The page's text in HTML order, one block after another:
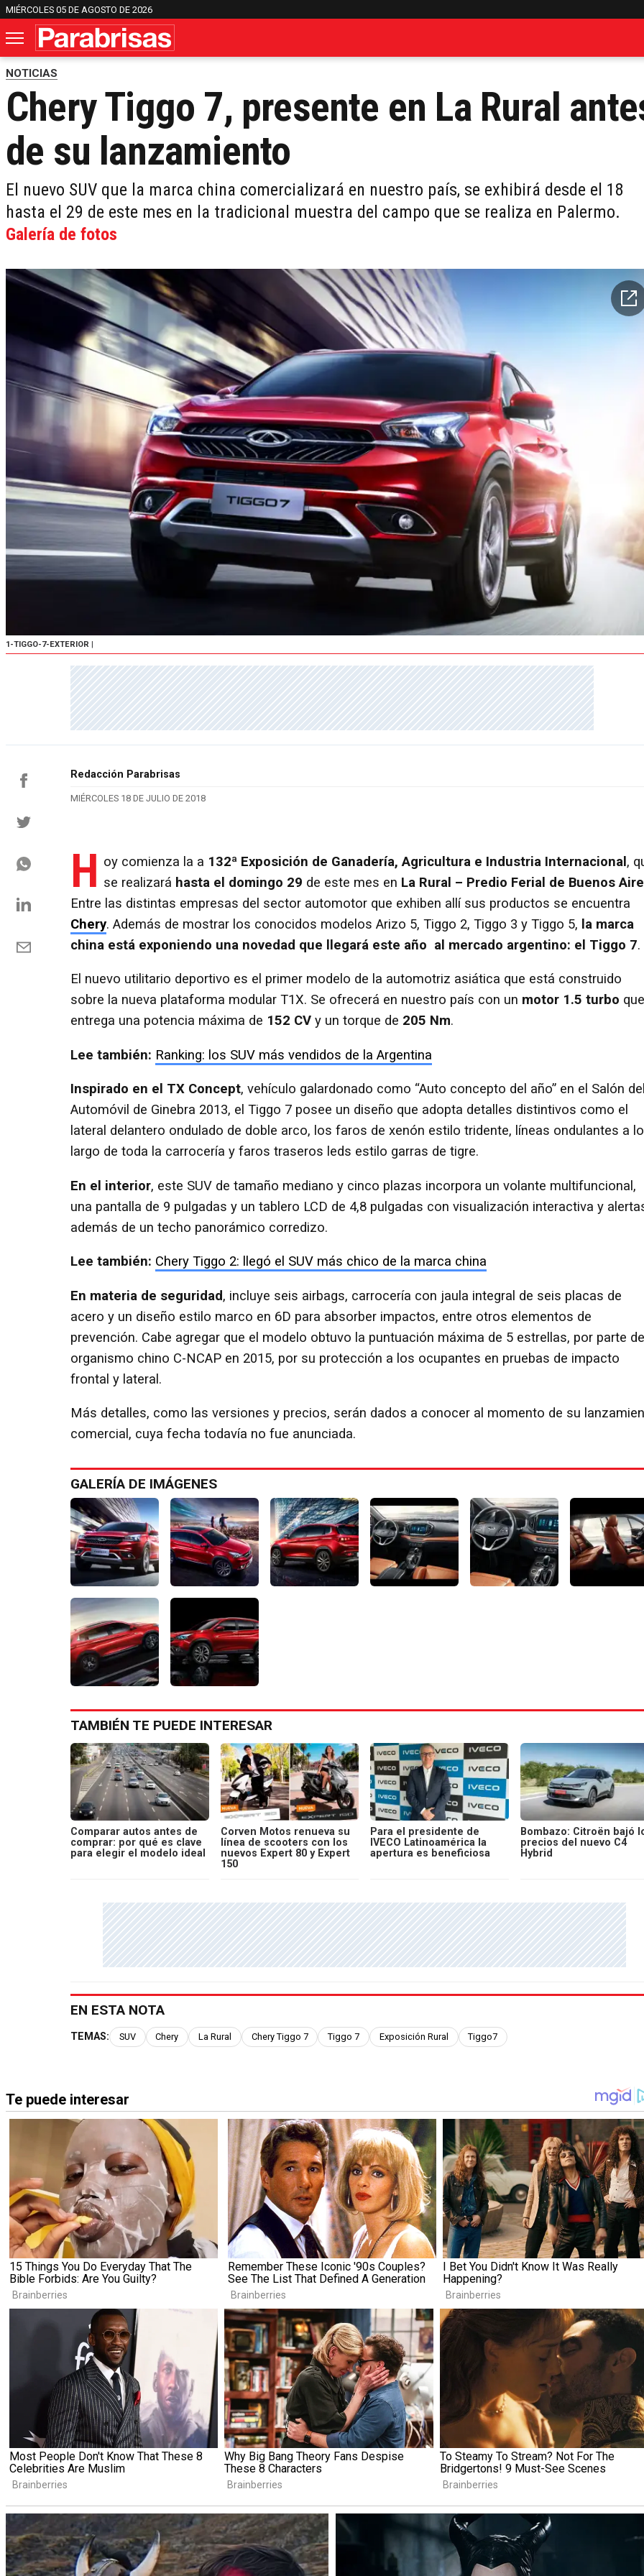
MIÉRCOLES 05 DE AGOSTO DE 2026
NOTICIAS
Chery Tiggo 7, presente en La Rural
de su lanzamiento
El nuevo SUV que la marca china comercializará en nuestro país, se exhibirá desde el 18
hasta el 29 de este mes en la tradicional muestra del campo que se realiza en Palermo.
Galería de fotos
1-TIGGO-7-EXTERIOR |
Redacción Parabrisas
MIÉRCOLES 18 DE JULIO DE 2018
H oy comienza la a 132ª Exposición de Ganadería, Agricultura e Industria Internacional,
se realizará hasta el domingo 29 de este mes en La Rural – Predio Ferial de Buenos
Entre las distintas empresas del sector automotor que exhiben allí sus productos se encuentra
Chery. Además de mostrar los conocidos modelos Arizo 5, Tiggo 2, Tiggo 3 y Tiggo 5, la marca
china está exponiendo una novedad que llegará este año al mercado argentino: el Tiggo 7.
El nuevo utilitario deportivo es el primer modelo de la automotriz asiática que está construido
sobre la nueva plataforma modular T1X. Se ofrecerá en nuestro país con un motor 1.5 turbo que
entrega una potencia máxima de 152 CV y un torque de 205 Nm.
Lee también: Ranking: los SUV más vendidos de la Argentina
Inspirado en el TX Concept, vehículo galardonado como “Auto concepto del año” en el Salón
Automóvil de Ginebra 2013, el Tiggo 7 posee un diseño que adopta detalles distintivos como el
lateral delantero ondulado de doble arco, los faros de xenón estilo tridente, líneas ondulantes a lo
largo de toda la carrocería y faros traseros leds estilo garras de tigre.
En el interior, este SUV de tamaño mediano y cinco plazas incorpora un volante multifuncional,
una pantalla de 9 pulgadas y un tablero LCD de 4,8 pulgadas con visualización interactiva y
además de un techo panorámico corredizo.
Lee también: Chery Tiggo 2: llegó el SUV más chico de la marca china
En materia de seguridad, incluye seis airbags, carrocería con jaula integral de seis placas de
acero y un diseño estilo marco en 6D para absorber impactos, entre otros elementos de
prevención. Cabe agregar que el modelo obtuvo la puntuación máxima de 5 estrellas, por parte
organismo chino C-NCAP en 2015, por su protección a los ocupantes en pruebas de impacto
frontal y lateral.
Más detalles, como las versiones y precios, serán dados a conocer al momento de su
comercial, cuya fecha todavía no fue anunciada.
GALERÍA DE IMÁGENES
TAMBIÉN TE PUEDE INTERESAR
Comparar autos antes de
comprar: por qué es clave
para elegir el modelo ideal
Corven Motos renueva su
línea de scooters con los
nuevos Expert 80 y Expert
150
Para el presidente de
IVECO Latinoamérica la
apertura es beneficiosa
Bombazo: Citroën bajó
precios del nuevo C4
Hybrid
EN ESTA NOTA
TEMAS: SUV Chery La Rural Chery Tiggo 7 Tiggo 7 Exposición Rural Tiggo7